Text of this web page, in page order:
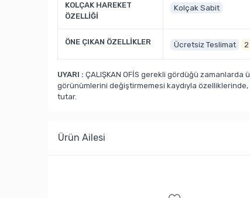
KOLÇAK HAREKET
ÖZELLİĞİ
Kolçak Sabit
ÖNE ÇIKAN ÖZELLİKLER Ücretsiz Teslimat
UYARI : ÇALIŞKAN OFİS gerekli gördüğü
görünümlerini değiştirmemesi kaydıyla özelliklerinde,
tutar.
Ürün Ailesi